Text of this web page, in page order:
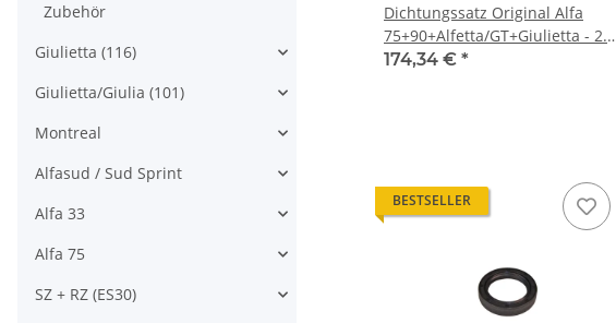
Dichtungssatz Original Alfa
75+90+Alfetta/GT+Giulietta - 2.0
NOS-Original
174,34 € *
BESTSELLER
Zubehör
Giulietta (116)
Giulietta/Giulia (101)
Montreal
Alfasud / Sud Sprint
Alfa 33
Alfa 75
SZ + RZ (ES30)